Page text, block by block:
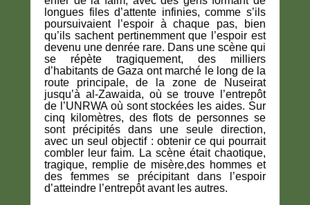
longues files d’attente infinies, comme s’ils
poursuivaient l’espoir à chaque pas, bien
qu’ils sachent pertinemment que l’espoir est
devenu une denrée rare. Dans une scène qui
se répète tragiquement, des milliers
d’habitants de Gaza ont marché le long de la
route principale, de la zone de Nuseirat
jusqu’à al-Zawaida, où se trouve l’entrepôt
de l’UNRWA où sont stockées les aides. Sur
cinq kilomètres, des flots de personnes se
sont précipités dans une seule direction,
avec un seul objectif : obtenir ce qui pourrait
combler leur faim. La scène était chaotique,
tragique, remplie de misère,des hommes et
des femmes se précipitant dans l’espoir
d’atteindre l’entrepôt avant les autres.